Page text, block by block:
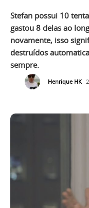
Stefan possui 10
gastou 8 delas ao
novamente, isso
destruídos
sempre.
Henrique HK